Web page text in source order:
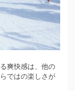
爽快感は、他の
ではの楽しさが